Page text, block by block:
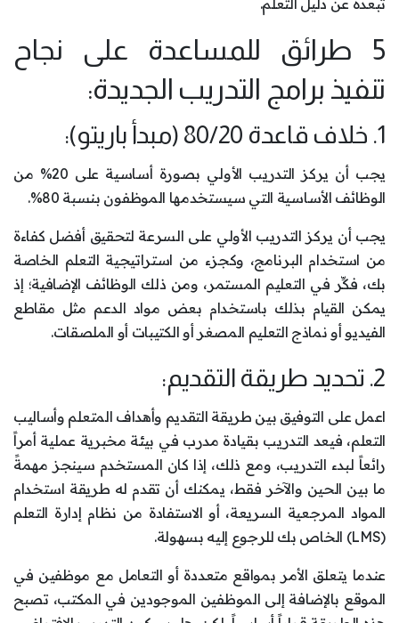
تبعده عن دليل التعلم.
5 طرائق للمساعدة على نجاح
تنفيذ برامج التدريب الجديدة:
1. خلاف قاعدة 80/20 (مبدأ باريتو):
يجب أن يركز التدريب الأولي بصورة أساسية على 20% من
الوظائف الأساسية التي سيستخدمها الموظفون بنسبة 80%.
يجب أن يركز التدريب الأولي على السرعة لتحقيق أفضل كفاءة
من استخدام البرنامج، وكجزء من استراتيجية التعلم الخاصة
بك، فكِّر في التعليم المستمر، ومن ذلك الوظائف الإضافية؛ إذ
يمكن القيام بذلك باستخدام بعض مواد الدعم مثل مقاطع
الفيديو أو نماذج التعليم المصغر أو الكتيبات أو الملصقات.
2. تحديد طريقة التقديم:
اعمل على التوفيق بين طريقة التقديم وأهداف المتعلم وأساليب
التعلم، فيعد التدريب بقيادة مدرب في بيئة مخبرية عملية أمراً
رائعاً لبدء التدريب، ومع ذلك، إذا كان المستخدم سينجز مهمةً
ما بين الحين والآخر فقط، يمكنك أن تقدم له طريقة استخدام
المواد المرجعية السريعة، أو الاستفادة من نظام إدارة التعلم
(LMS) الخاص بك للرجوع إليه بسهولة.
عندما يتعلق الأمر بمواقع متعددة أو التعامل مع موظفين في
الموقع بالإضافة إلى الموظفين الموجودين في المكتب، تصبح